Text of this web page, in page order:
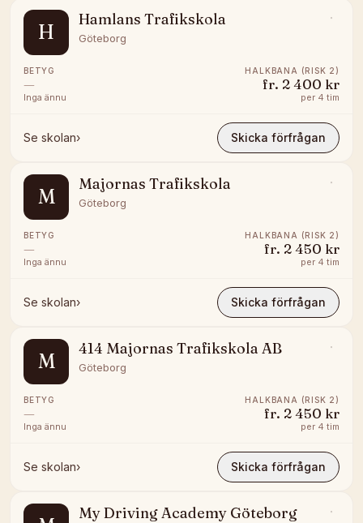
H
Hamlans Trafikskola
Göteborg
BETYG
—
Inga ännu
HALKBANA (RISK 2)
fr. 2 400 kr
per 4 tim
Se skolan› Skicka förfrågan
M
Majornas Trafikskola
Göteborg
BETYG
—
Inga ännu
HALKBANA (RISK 2)
fr. 2 450 kr
per 4 tim
Se skolan› Skicka förfrågan
M
414 Majornas Trafikskola AB
Göteborg
BETYG
—
Inga ännu
HALKBANA (RISK 2)
fr. 2 450 kr
per 4 tim
Se skolan› Skicka förfrågan
My Driving Academy Göteborg